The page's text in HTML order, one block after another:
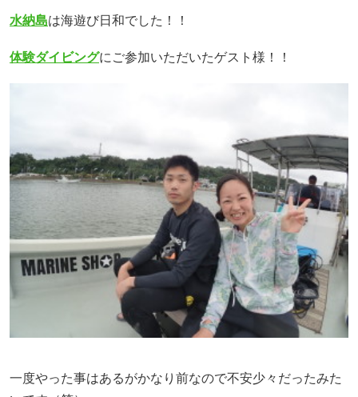
水納島は海遊び日和でした！！
体験ダイビングにご参加いただいたゲスト様！！
一度やった事はあるがかなり前なので不安少々だったみた